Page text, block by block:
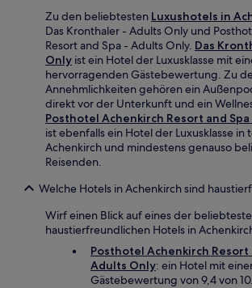
Zu den beliebtesten Luxushotels in
Das Kronthaler - Adults Only und
Resort and Spa - Adults Only. Das
Only ist ein Hotel der Luxusklasse mit
hervorragenden Gästebewertung. Zu
Annehmlichkeiten gehören ein
direkt vor der Unterkunft und ein
Posthotel Achenkirch Resort and
ist ebenfalls ein Hotel der Luxusklasse in
Achenkirch und mindestens genauso
Reisenden.
Welche Hotels in Achenkirch sind
Wirf einen Blick auf eines der
haustierfreundlichen Hotels in
Posthotel Achenkirch Resort
Adults Only: ein Hotel mit
Gästebewertung von 9,4 von 10.